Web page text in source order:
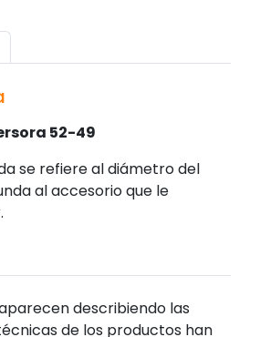
52-49
se refiere al diámetro del
al accesorio que le
describiendo las
de los productos han